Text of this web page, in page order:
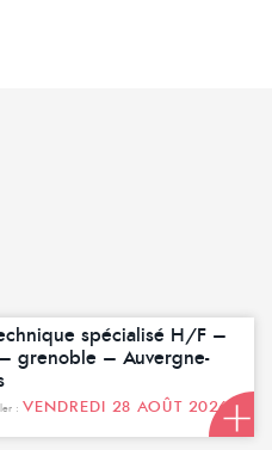
spécialisé H/F –
grenoble – Auvergne-
: VENDREDI 28 AOÛT 2026